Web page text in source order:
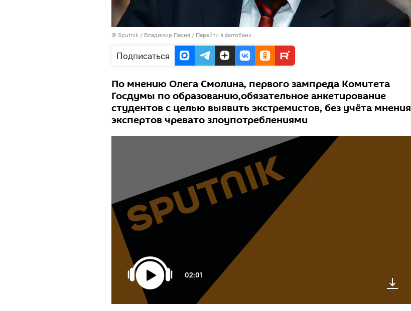
© Sputnik / Владимир Песня / Перейти в фотобанк
Подписаться
По мнению Олега Смолина, первого зампреда Комитета
Госдумы по образованию,обязательное анкетирование
студентов с целью выявить экстремистов, без учёта мнения
экспертов чревато злоупотреблениями
02:01